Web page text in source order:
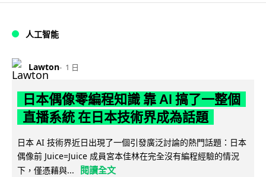
人工智能
Lawton 1 日
日本偶像零編程知識 靠 AI 搞了一整個
直播系統 在日本技術界成為話題
日本 AI 技術界近日出現了一個引發廣泛討論的熱門話題：日本
偶像前 Juice=Juice 成員宮本佳林在完全沒有編程經驗的情況
下，僅憑藉與...
閱讀全文